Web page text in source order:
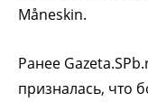
Måneskin.
Ранее
призналась, что